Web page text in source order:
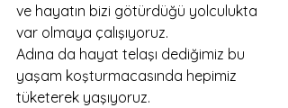
ve hayatın bizi götürdüğü yolculukta
var olmaya çalışıyoruz.
Adına da hayat telaşı dediğimiz bu
yaşam koşturmacasında hepimiz
tüketerek yaşıyoruz.